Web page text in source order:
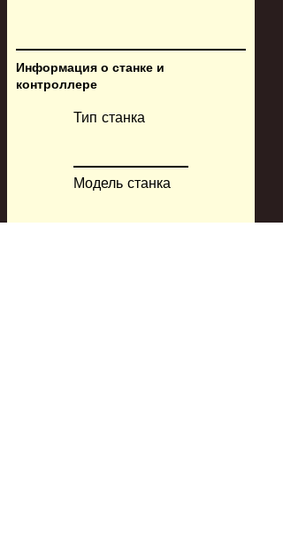
Информация о станке и
контроллере
Тип станка
Модель станка